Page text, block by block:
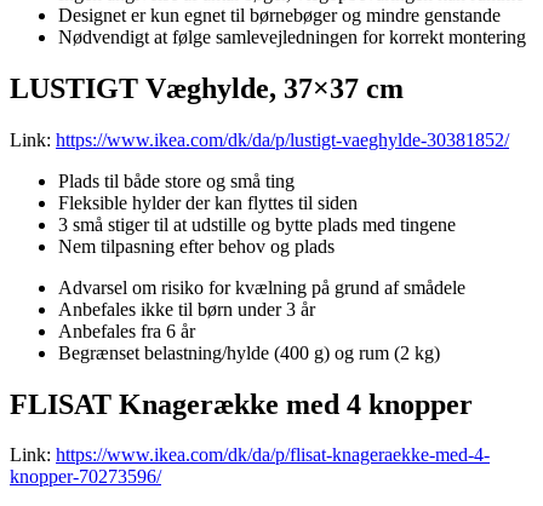
Designet er kun egnet til børnebøger og mindre genstande
Nødvendigt at følge samlevejledningen for korrekt montering
LUSTIGT Væghylde, 37×37 cm
Link: https://www.ikea.com/dk/da/p/lustigt-vaeghylde-30381852/
Plads til både store og små ting
Fleksible hylder der kan flyttes til siden
3 små stiger til at udstille og bytte plads med tingene
Nem tilpasning efter behov og plads
Advarsel om risiko for kvælning på grund af smådele
Anbefales ikke til børn under 3 år
Anbefales fra 6 år
Begrænset belastning/hylde (400 g) og rum (2 kg)
FLISAT Knagerække med 4 knopper
Link: https://www.ikea.com/dk/da/p/flisat-knageraekke-med-4-
knopper-70273596/